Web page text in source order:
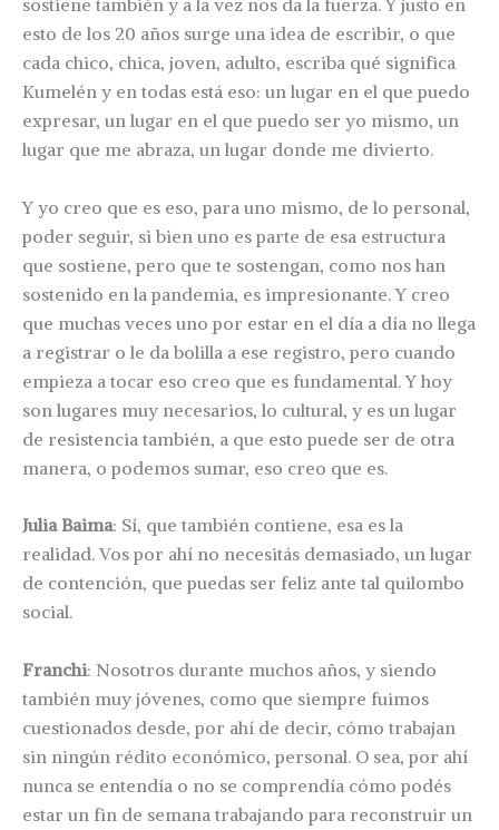
esto de los 20 años surge una idea de escribir, o que
cada chico, chica, joven, adulto, escriba qué significa
Kumelén y en todas está eso: un lugar en el que puedo
expresar, un lugar en el que puedo ser yo mismo, un
lugar que me abraza, un lugar donde me divierto.
Y yo creo que es eso, para uno mismo, de lo personal,
poder seguir, si bien uno es parte de esa estructura
que sostiene, pero que te sostengan, como nos han
sostenido en la pandemia, es impresionante. Y creo
que muchas veces uno por estar en el día a día no llega
a registrar o le da bolilla a ese registro, pero cuando
empieza a tocar eso creo que es fundamental. Y hoy
son lugares muy necesarios, lo cultural, y es un lugar
de resistencia también, a que esto puede ser de otra
manera, o podemos sumar, eso creo que es.
Julia Baima: Sí, que también contiene, esa es la
realidad. Vos por ahí no necesitás demasiado, un lugar
de contención, que puedas ser feliz ante tal quilombo
social.
Franchi: Nosotros durante muchos años, y siendo
también muy jóvenes, como que siempre fuimos
cuestionados desde, por ahí de decir, cómo trabajan
sin ningún rédito económico, personal. O sea, por ahí
nunca se entendía o no se comprendía cómo podés
estar un fin de semana trabajando para reconstruir un